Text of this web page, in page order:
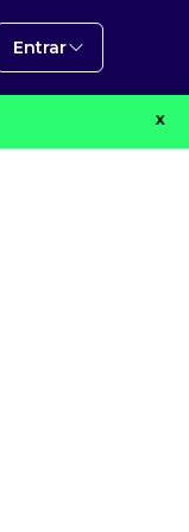
Entrar
X